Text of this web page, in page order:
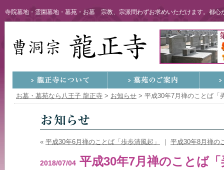
寺院墓地・霊園墓地・墓苑・お墓 宗教、宗派問わずお求めいただけます。都心
お墓・墓苑なら八王子 龍正寺 > お知らせ > 平成30年7月禅のことば「
« 平成30年6月禅のことば「歩歩清風起」 平成30年8月禅の
2018/07/04 平成30年7月禅のことば